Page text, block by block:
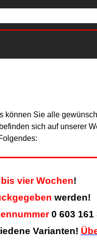
Sie alle
sich auf unserer
vier Wochen!
werden!
0 603 161
Varianten!